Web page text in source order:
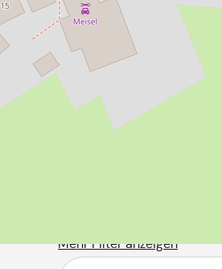
Mehr Filter anzeigen